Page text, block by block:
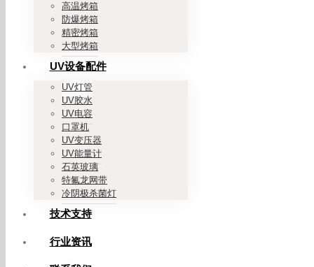
高温烤箱
防爆烤箱
精密烤箱
大型烤箱
UV设备配件
UV灯管
UV胶水
UV电容
口罩机
UV变压器
UV能量计
石英玻璃
特氟龙网带
冷阴极杀菌灯
技术支持
行业资讯